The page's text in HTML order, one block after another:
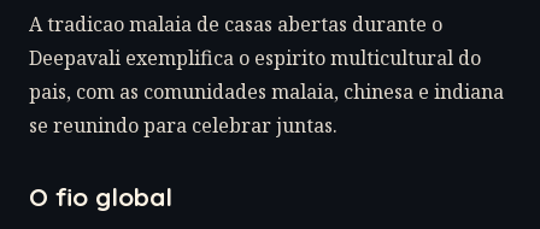
A tradicao malaia de casas abertas durante o
Deepavali exemplifica o espirito multicultural do
pais, com as comunidades malaia, chinesa e indiana
se reunindo para celebrar juntas.
O fio global